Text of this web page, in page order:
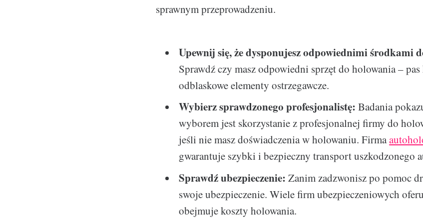
sprawnym przeprowadzeniu.
Upewnij się, że dysponujesz odpowiednimi środkami
Sprawdź czy masz odpowiedni sprzęt do holowania –
odblaskowe elementy ostrzegawcze.
Wybierz sprawdzonego profesjonalistę: Badania
wyborem jest skorzystanie z profesjonalnej firmy do
jeśli nie masz doświadczenia w holowaniu. Firma
gwarantuje szybki i bezpieczny transport uszkodzonego
Sprawdź ubezpieczenie: Zanim zadzwonisz po pomoc
swoje ubezpieczenie. Wiele firm ubezpieczeniowych
obejmuje koszty holowania.